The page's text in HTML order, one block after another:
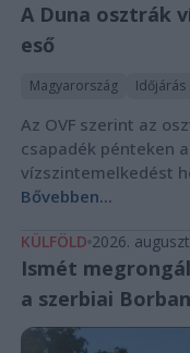
A Duna osztrák
eső
Magyarország Időjárás
Az OVF szerint az
csapadék pénteken
vízszintemelkedést
Bővebben...
KÜLFÖLD 2026.
Ismét
a szerbiai Borban